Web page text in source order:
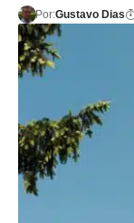
Por:Gustavo Dias